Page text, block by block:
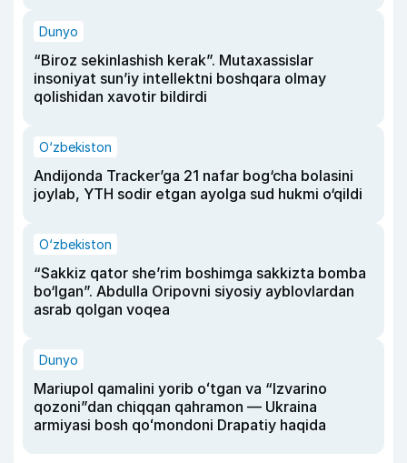
Dunyo
“Biroz sekinlashish kerak”. Mutaxassislar
insoniyat sun’iy intellektni boshqara olmay
qolishidan xavotir bildirdi
O‘zbekiston
Andijonda Tracker’ga 21 nafar bog‘cha bolasini
joylab, YTH sodir etgan ayolga sud hukmi o‘qildi
O‘zbekiston
“Sakkiz qator she’rim boshimga sakkizta bomba
bo‘lgan”. Abdulla Oripovni siyosiy ayblovlardan
asrab qolgan voqea
Dunyo
Mariupol qamalini yorib oʻtgan va “Izvarino
qozoni”dan chiqqan qahramon — Ukraina
armiyasi bosh qoʻmondoni Drapatiy haqida